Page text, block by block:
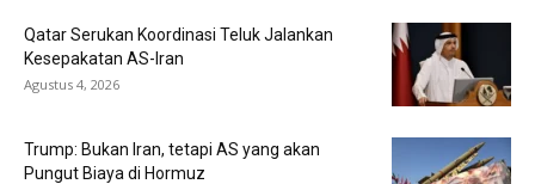
Qatar Serukan Koordinasi Teluk Jalankan
Kesepakatan AS-Iran
Agustus 4, 2026
Trump: Bukan Iran, tetapi AS yang akan
Pungut Biaya di Hormuz